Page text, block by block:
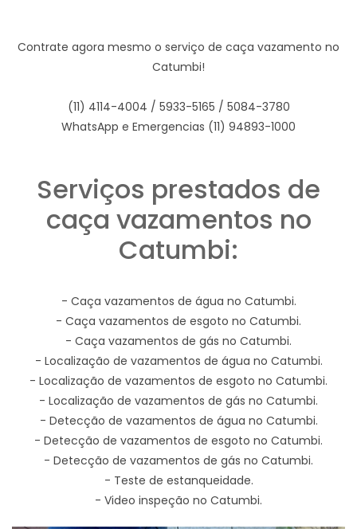
Contrate agora mesmo o serviço de caça vazamento no
Catumbi!
(11) 4114-4004 / 5933-5165 / 5084-3780
WhatsApp e Emergencias (11) 94893-1000
Serviços prestados de
caça vazamentos no
Catumbi:
- Caça vazamentos de água no Catumbi.
- Caça vazamentos de esgoto no Catumbi.
- Caça vazamentos de gás no Catumbi.
- Localização de vazamentos de água no Catumbi.
- Localização de vazamentos de esgoto no Catumbi.
- Localização de vazamentos de gás no Catumbi.
- Detecção de vazamentos de água no Catumbi.
- Detecção de vazamentos de esgoto no Catumbi.
- Detecção de vazamentos de gás no Catumbi.
- Teste de estanqueidade.
- Video inspeção no Catumbi.